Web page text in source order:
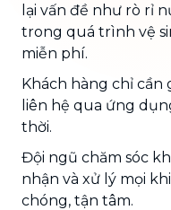
lại vấn đề như rò rỉ
trong quá trình vệ
miễn phí.
Khách hàng chỉ cần
liên hệ qua ứng
thời.
Đội ngũ chăm sóc
nhận và xử lý mọi
chóng, tận tâm.